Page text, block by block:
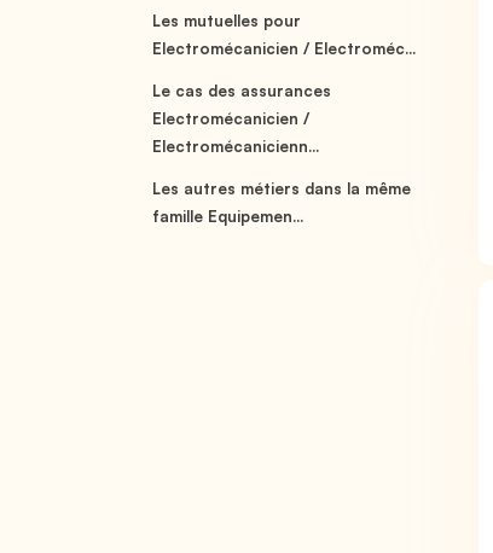
Les mutuelles pour
Electromécanicien / Electroméc...
Le cas des assurances
Electromécanicien /
Electromécanicienn...
Les autres métiers dans la même
famille Equipemen...